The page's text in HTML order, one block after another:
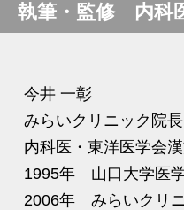
執筆・監修 内科
今井 一彰
みらいクリニック院
内科医・東洋医学会
1995年 山口大学医
2006年 みらいクリ